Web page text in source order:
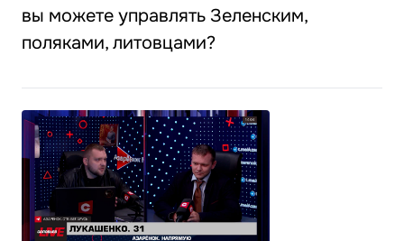
вы можете управлять Зеленским,
поляками, литовцами?